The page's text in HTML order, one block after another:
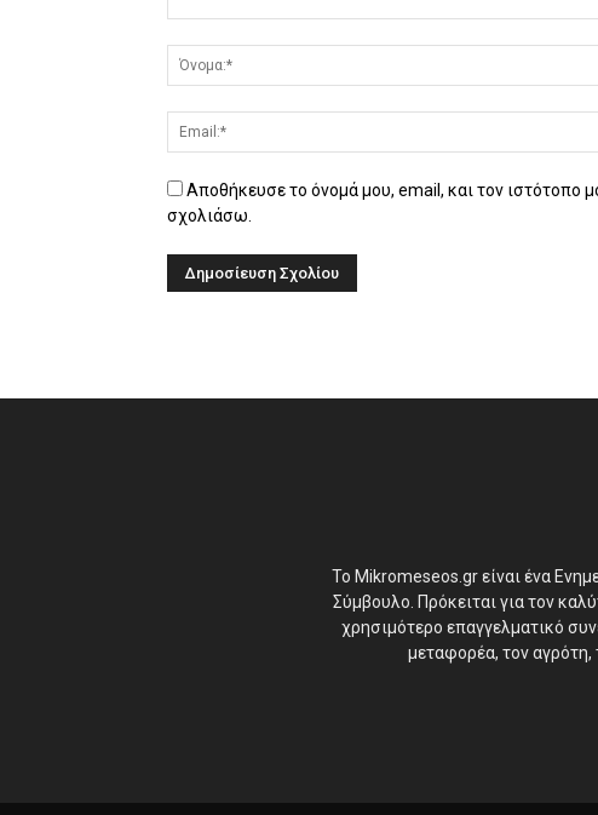
Αποθήκευσε το όνομά μου, email, και τον ιστότοπο
σχολιάσω.
Το Mikromeseos.gr είναι ένα
Σύμβουλο. Πρόκειται για τον
χρησιμότερο επαγγελματικό
μεταφορέα, τον αγρότη,